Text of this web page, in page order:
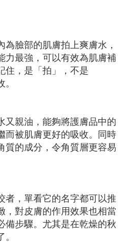
臉部的肌膚拍上爽膚水，
力最強，可以有效為肌膚補
住，是「拍」，不是
又親油，能夠將護膚品中的
而被肌膚更好的吸收。同時
質的成分，令角質層更容易
者，單看它的名字都可以推
，對皮膚的作用效果也相當
備步驟。尤其是在乾燥的秋